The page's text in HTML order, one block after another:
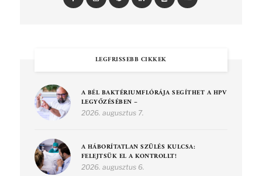
LEGFRISSEBB CIKKEK
A BÉL BAKTÉRIUMFLÓRÁJA SEGÍTHET A HPV
LEGYŐZÉSÉBEN –
2026. augusztus 7.
A HÁBORÍTATLAN SZÜLÉS KULCSA:
FELEJTSÜK EL A KONTROLLT!
2026. augusztus 6.